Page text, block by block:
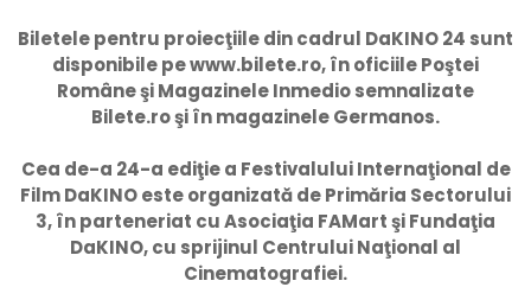
Biletele pentru proiecţiile din cadrul DaKINO 24 sunt
disponibile pe www.bilete.ro, în oficiile Poştei
Române şi Magazinele Inmedio semnalizate
Bilete.ro şi în magazinele Germanos.
Cea de-a 24-a ediţie a Festivalului Internaţional de
Film DaKINO este organizată de Primăria Sectorului
3, în parteneriat cu Asociaţia FAMart şi Fundaţia
DaKINO, cu sprijinul Centrului Naţional al
Cinematografiei.